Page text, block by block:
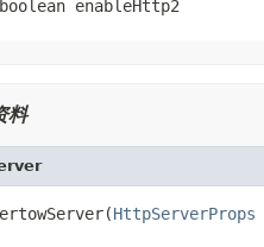
enableHttp2
料
HttpServerProps